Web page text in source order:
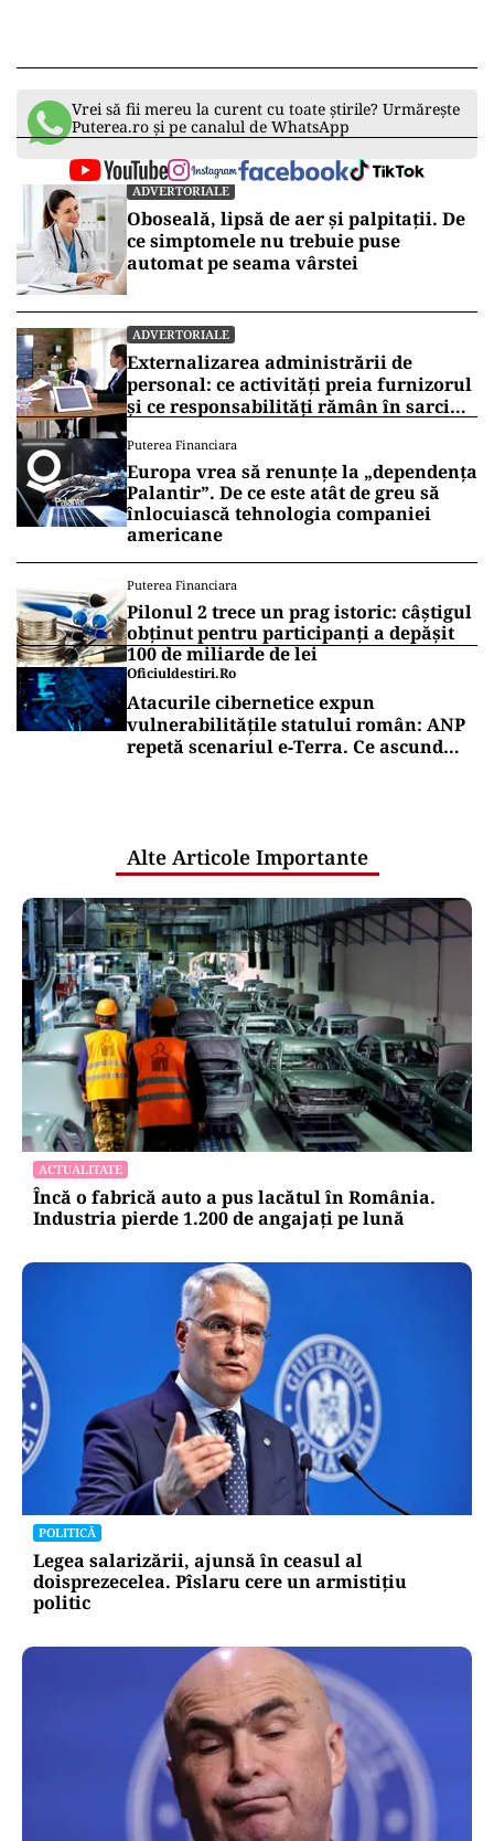
Vrei să fii mereu la curent cu toate știrile? Urmărește
Puterea.ro și pe canalul de WhatsApp
ADVERTORIALE
Oboseală, lipsă de aer și palpitații. De
ce simptomele nu trebuie puse
automat pe seama vârstei
ADVERTORIALE
Externalizarea administrării de
personal: ce activități preia furnizorul
și ce responsabilități rămân în sarcina
Puterea Financiara
Europa vrea să renunțe la „dependența
Palantir”. De ce este atât de greu să
înlocuiască tehnologia companiei
americane
Puterea Financiara
Pilonul 2 trece un prag istoric: câștigul
obținut pentru participanți a depășit
100 de miliarde de lei
Oficiuldestiri.ro
Atacurile cibernetice expun
vulnerabilitățile statului român: ANP
repetă scenariul e‑Terra. Ce ascund
Alte Articole Importante
ACTUALITATE
Încă o fabrică auto a pus lacătul în România.
Industria pierde 1.200 de angajați pe lună
POLITICĂ
Legea salarizării, ajunsă în ceasul al
doisprezecelea. Pîslaru cere un armistițiu
politic